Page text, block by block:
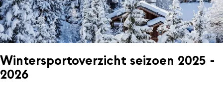
Wintersportoverzicht seizoen 2025 -
2026